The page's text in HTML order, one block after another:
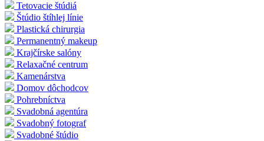
Tetovacie štúdiá
Štúdio štíhlej línie
Plastická chirurgia
Permanentný makeup
Krajčírske salóny
Relaxačné centrum
Kamenárstva
Domov dôchodcov
Pohrebníctva
Svadobná agentúra
Svadobný fotograf
Svadobné štúdio